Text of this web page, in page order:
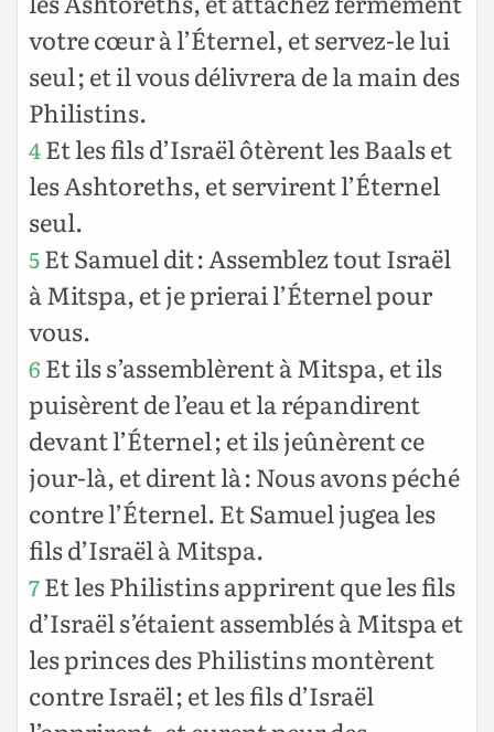
votre cœur à l’Éternel, et servez-le lui
seul ; et il vous délivrera de la main des
Philistins.
4Et les fils d’Israël ôtèrent les Baals et
les Ashtoreths, et servirent l’Éternel
seul.
5Et Samuel dit : Assemblez tout Israël
à Mitspa, et je prierai l’Éternel pour
vous.
6 Et ils s’assemblèrent à Mitspa, et ils
puisèrent de l’eau et la répandirent
devant l’Éternel ; et ils jeûnèrent ce
jour-là, et dirent là : Nous avons péché
contre l’Éternel. Et Samuel jugea les
fils d’Israël à Mitspa.
7Et les Philistins apprirent que les fils
d’Israël s’étaient assemblés à Mitspa et
les princes des Philistins montèrent
contre Israël ; et les fils d’Israël